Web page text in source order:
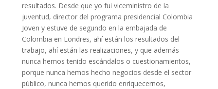
resultados. Desde que yo fui viceministro de la
juventud, director del programa presidencial Colombia
Joven y estuve de segundo en la embajada de
Colombia en Londres, ahí están los resultados del
trabajo, ahí están las realizaciones, y que además
nunca hemos tenido escándalos o cuestionamientos,
porque nunca hemos hecho negocios desde el sector
público, nunca hemos querido enriquecernos,